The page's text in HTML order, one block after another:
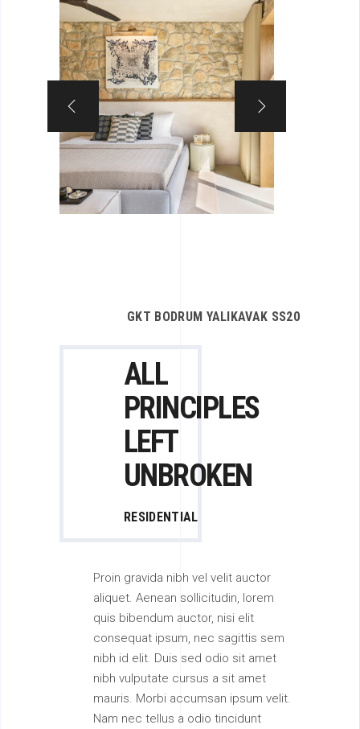
GKT BODRUM YALIKAVAK SS20
ALL
PRINCIPLES
LEFT
UNBROKEN
RESIDENTIAL
Proin gravida nibh vel velit auctor
aliquet. Aenean sollicitudin, lorem
quis bibendum auctor, nisi elit
consequat ipsum, nec sagittis sem
nibh id elit. Duis sed odio sit amet
nibh vulputate cursus a sit amet
mauris. Morbi accumsan ipsum velit.
Nam nec tellus a odio tincidunt